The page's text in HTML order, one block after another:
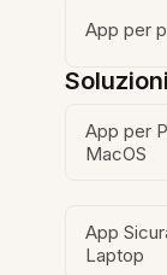
App per
App per
MacOS
App
Laptop